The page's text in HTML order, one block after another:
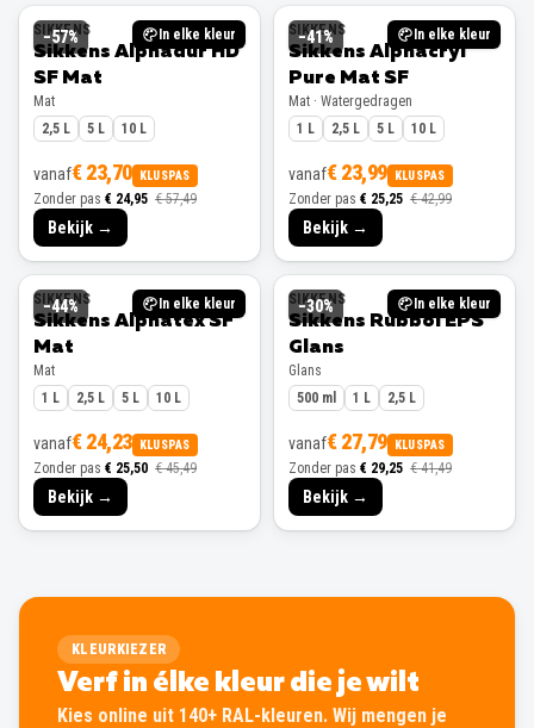
−57% In elke kleur
SIKKENS
Sikkens Alphadur HD
SF Mat
Mat
2,5 L
5 L 10 L
vanaf€ 23,70 KLUSPAS
Zonder pas € 24,95 € 57,49
Bekijk →
−41% In elke kleur
SIKKENS
Sikkens Alphacryl
Pure Mat SF
Mat · Watergedragen
1 L
2,5 L 5 L 10 L
vanaf€ 23,99 KLUSPAS
Zonder pas € 25,25 € 42,99
Bekijk →
−44% In elke kleur
SIKKENS
Sikkens Alphatex SF
Mat
Mat
1 L
2,5 L 5 L 10 L
vanaf€ 24,23 KLUSPAS
Zonder pas € 25,50 € 45,49
Bekijk →
−30% In elke kleur
SIKKENS
Sikkens Rubbol EPS
Glans
Glans
500 ml
1 L 2,5 L
vanaf€ 27,79 KLUSPAS
Zonder pas € 29,25 € 41,49
Bekijk →
KLEURKIEZER
Verf in élke kleur die je wilt
Kies online uit 140+ RAL-kleuren. Wij mengen je